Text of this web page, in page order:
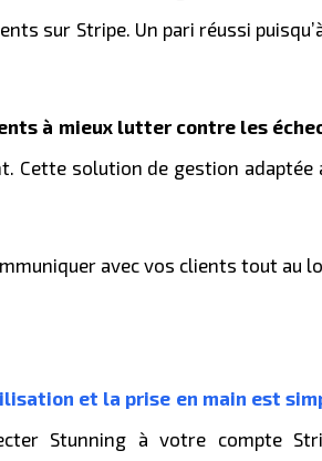
sur Stripe. Un pari réussi
à mieux lutter contre les
Cette solution de gestion
avec vos clients tout au
et la prise en main est
Stunning à votre compte